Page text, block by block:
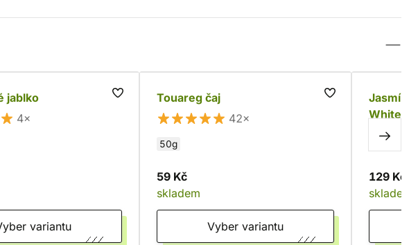
jablko
4×
Vyber variantu
Touareg čaj
42×
50g
59 Kč
skladem
Vyber variantu
White
129 Kč
skladem